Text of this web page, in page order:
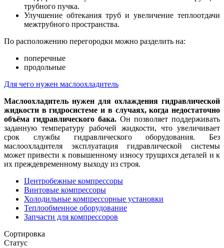
трубного пучка.
Улучшение обтекания труб и увеличение теплоотдачи
межтрубного пространства.
По расположению перегородки можно разделить на:
поперечные
продольные
Для чего нужен маслоохладитель
Маслоохладитель нужен для охлаждения гидравлической
жидкости в гидросистеме и в случаях, когда недостаточно
объёма гидравлического бака. Он позволяет поддерживать
заданную температуру рабочей жидкости, что увеличивает
срок службы гидравлического оборудования. Без
маслоохладителя эксплуатация гидравлической системы
может привести к повышенному износу трущихся деталей и к
их преждевременному выходу из строя.
Центробежные компрессоры
Винтовые компрессоры
Холодильные компрессорные установки
Теплообменное оборудование
Запчасти для компрессоров
Сортировка
Статус